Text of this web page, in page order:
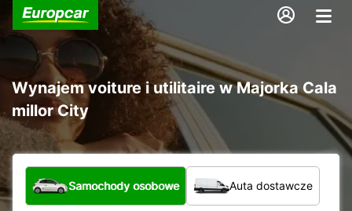
Wynajem voiture i utilitaire w Majorka Cala
millor City
Jaki typ pojazdu?
Samochody osobowe Auta dostawcze